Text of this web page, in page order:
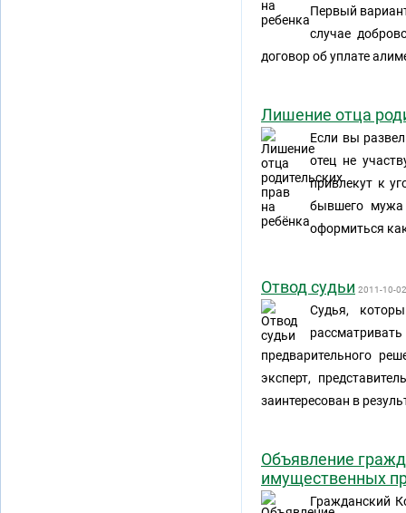
Первый
случае
договор об уплате
Лишение отца
Если вы
отец не
привлекут к
бывшего мужа
оформиться
Отвод судьи 2011-10-02
Судья,
предварительного
эксперт,
заинтересован в
Объявление
имущественных
Гражданский